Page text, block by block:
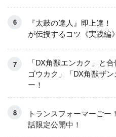
『太鼓の達人』即上達
が伝授するコツ《実践編》
「DX角獣エンカク」と
ゴウカク」「DX角獣ザ
ー！
トランスフォーマーご
話限定公開中！